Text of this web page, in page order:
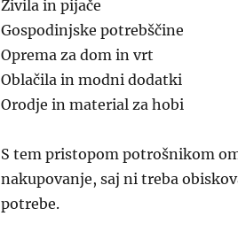
Živila in pijače
Gospodinjske potrebščine
Oprema za dom in vrt
Oblačila in modni dodatki
Orodje in material za hobi
S tem pristopom potrošnikom
nakupovanje, saj ni treba
potrebe.